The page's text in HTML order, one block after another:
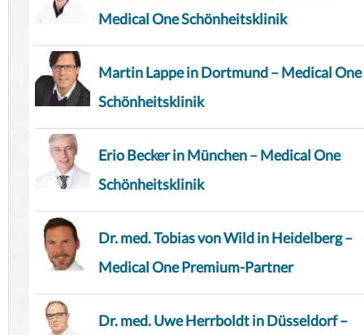
Medical One Schönheitsklinik
Martin Lappe in Dortmund – Medical One
Schönheitsklinik
Erio Becker in München – Medical One
Schönheitsklinik
Dr. med. Tobias von Wild in Heidelberg –
Medical One Premium-Partner
Dr. med. Uwe Herrboldt in Düsseldorf –